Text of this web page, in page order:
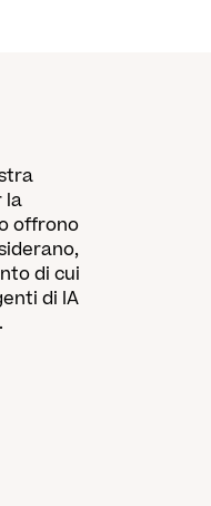
la
offrono
di cui
di IA